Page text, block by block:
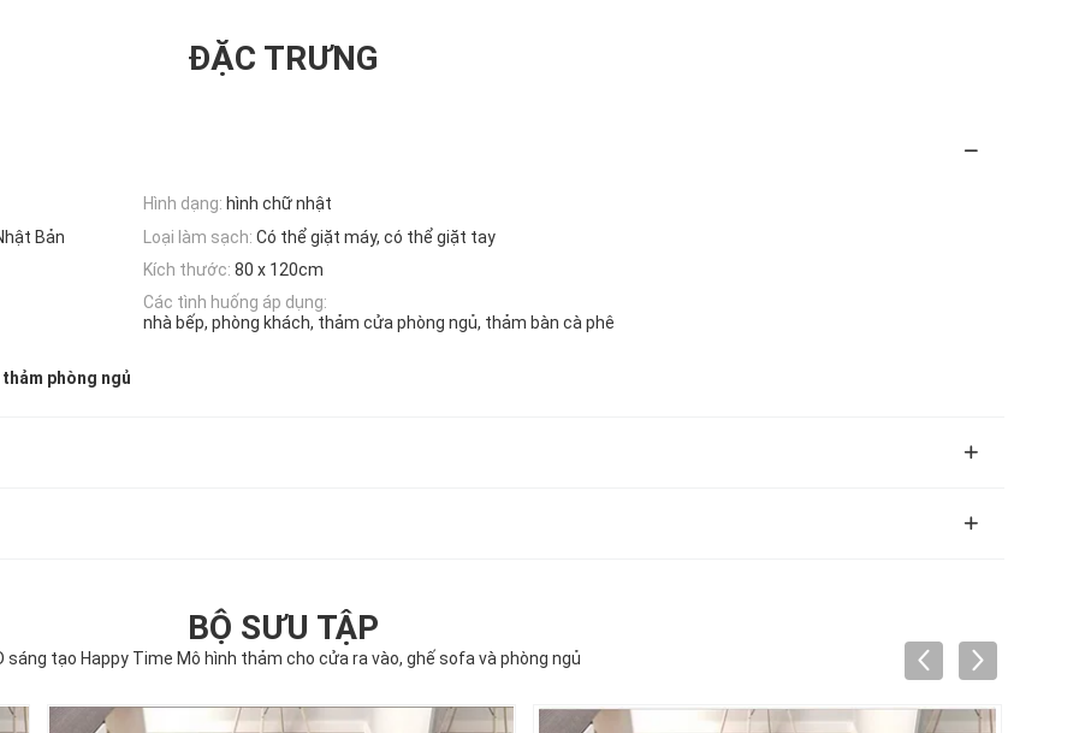
ĐẶC TRƯNG
Hình dạng: hình chữ nhật
Bản Loại làm sạch: Có thể giặt máy, có thể giặt tay
Kích thước: 80 x 120cm
Các tình huống áp dụng:
nhà bếp, phòng khách, thảm cửa phòng ngủ, thảm bàn cà phê
thảm phòng ngủ
BỘ SƯU TẬP
sáng tạo Happy Time Mô hình thảm cho cửa ra vào, ghế sofa và phòng ngủ